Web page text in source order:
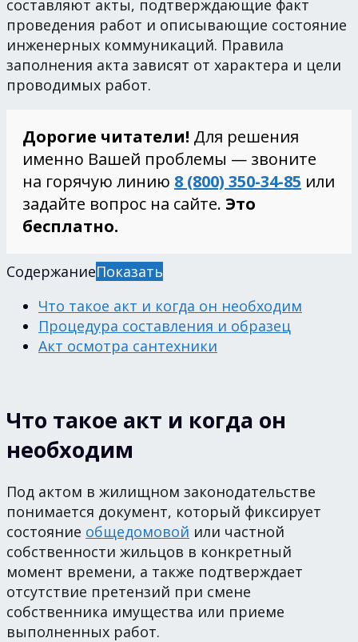
составляют акты, подтверждающие факт
проведения работ и описывающие состояние
инженерных коммуникаций. Правила
заполнения акта зависят от характера и цели
проводимых работ.
Дорогие читатели! Для решения
именно Вашей проблемы — звоните
на горячую линию 8 (800) 350-34-85 или
задайте вопрос на сайте. Это
бесплатно.
СодержаниеПоказать
Что такое акт и когда он необходим
Процедура составления и образец
Акт осмотра сантехники
Что такое акт и когда он
необходим
Под актом в жилищном законодательстве
понимается документ, который фиксирует
состояние общедомовой или частной
собственности жильцов в конкретный
момент времени, а также подтверждает
отсутствие претензий при смене
собственника имущества или приеме
выполненных работ.